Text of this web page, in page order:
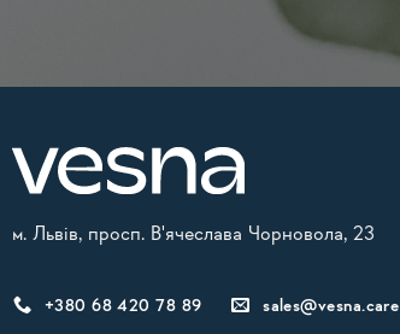
м. Львів, просп. В'ячеслава Чорновола, 23
+380 68 420 78 89 sales@vesna.care